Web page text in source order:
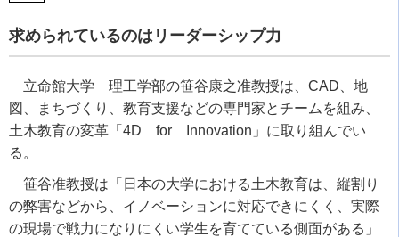
求められているのはリーダーシップ力
立命館大学 理工学部の笹谷康之准教授は、 CAD 、地
図、まちづくり、教育支援などの専門家とチームを組み、
土木教育の変革「 4D for Innovation 」に取り組んでい
る。
笹谷准教授は「日本の大学における土木教育は、縦割り
の弊害などから、イノベーションに対応できにくく、実際
の現場で戦力になりにくい学生を育てている側面がある」